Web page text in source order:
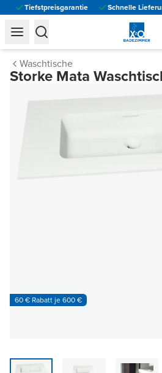
Tiefstpreisgarantie Schnelle
Waschtische
Storke Mata
60 € Rabatt je 600 €